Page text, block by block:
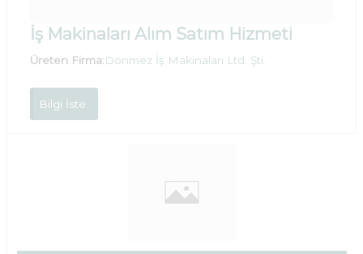
İş Makinaları Alım Satım Hizmeti
Üreten Firma:Dönmez İş Makinaları Ltd. Şti.
Bilgi İste